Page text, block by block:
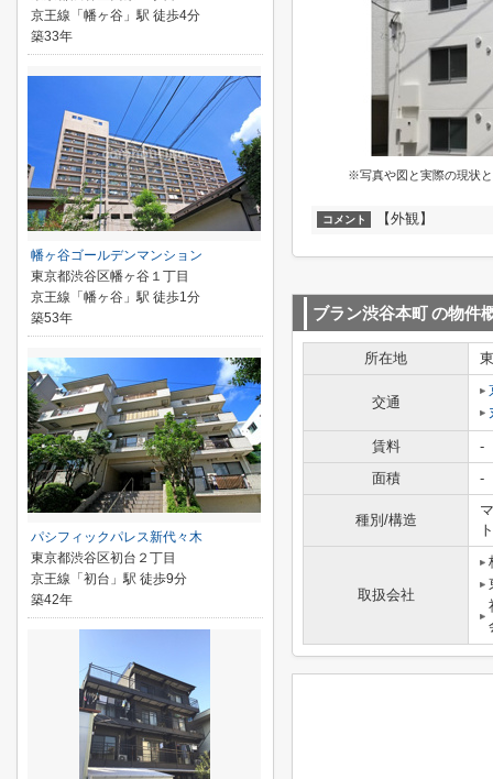
※写真や図と実際の現状
コメント 【外観】
ブラン渋谷本町の物件
所在地
交通
賃料
-
面積
-
種別/構造
ト
取扱会社
京王線「幡ヶ谷」駅 徒歩4分
築33年
幡ヶ谷ゴールデンマンション
東京都渋谷区幡ヶ谷１丁目
京王線「幡ヶ谷」駅 徒歩1分
築53年
パシフィックパレス新代々木
東京都渋谷区初台２丁目
京王線「初台」駅 徒歩9分
築42年